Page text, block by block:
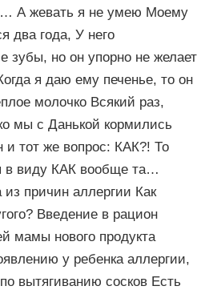
А жевать я не умею Моему
два года, У него
зубы, но он упорно не желает
я даю ему печенье, то он
молочко Всякий раз,
мы с Данькой кормились
тот же вопрос: КАК?! То
в виду КАК вообще та…
причин аллергии Как
Введение в рацион
мамы нового продукта
у ребенка аллергии,
вытягиванию сосков Есть